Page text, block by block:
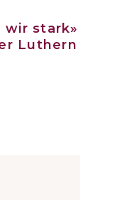
wir stark»
Luthern